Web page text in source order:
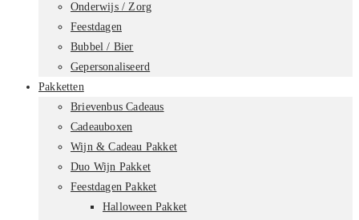
Onderwijs / Zorg
Feestdagen
Bubbel / Bier
Gepersonaliseerd
Pakketten
Brievenbus Cadeaus
Cadeauboxen
Wijn & Cadeau Pakket
Duo Wijn Pakket
Feestdagen Pakket
Halloween Pakket